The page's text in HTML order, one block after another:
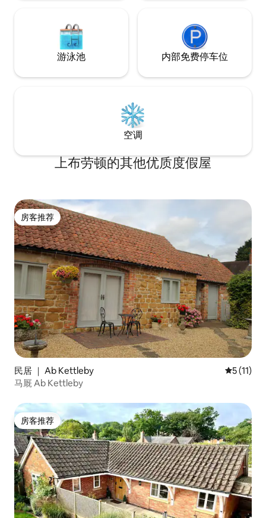
游泳池 内部免费停车位
空调
上布劳顿的其他优质度假屋
房客推荐
房客推荐
民居 ｜ Ab Kettleby 平均评分
5 (11)
马厩 Ab Kettleby
房客推荐
房客推荐